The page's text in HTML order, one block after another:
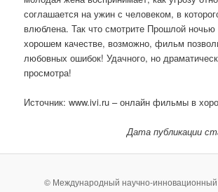
соглашается на ужин с человеком, в
влюблена. Так что смотрите Прошлой
хорошем качестве, возможно, фильм
любовных ошибок! Удачного, но
просмотра!
Источник: www.ivi.ru – онлайн фильмы в
Дата публикации
© Международный научно-